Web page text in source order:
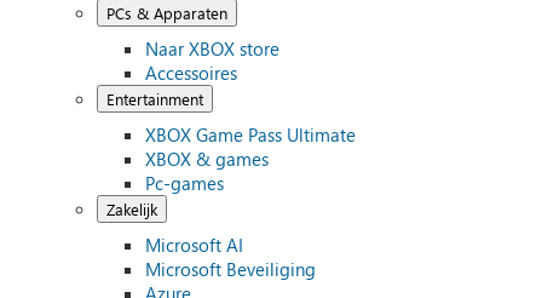
PCs & Apparaten
Naar XBOX store
Accessoires
Entertainment
XBOX Game Pass Ultimate
XBOX & games
Pc-games
Zakelijk
Microsoft AI
Microsoft Beveiliging
Azure